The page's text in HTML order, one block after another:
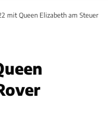
mit Queen Elizabeth am Steuer